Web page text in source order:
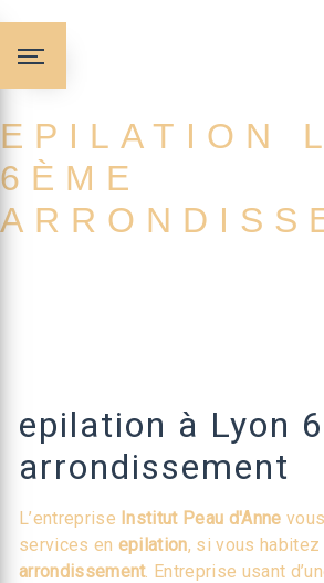
EPILATION
6ÈME
epilation à Lyon
arrondissement
L’entreprise Institut Peau d'Anne
services en epilation, si vous habitez
arrondissement. Entreprise usant